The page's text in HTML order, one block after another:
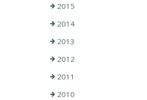
2015
2014
2013
2012
2011
2010